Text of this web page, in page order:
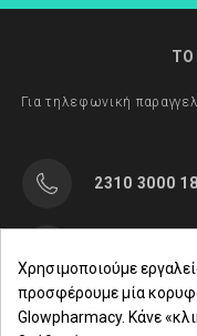
ΤΟ
Για τηλεφωνική
2310 3000 18
Δευ. - Παρ.:
Χρησιμοποιούμε
προσφέρουμε μία
Glowpharmacy. Κάνε